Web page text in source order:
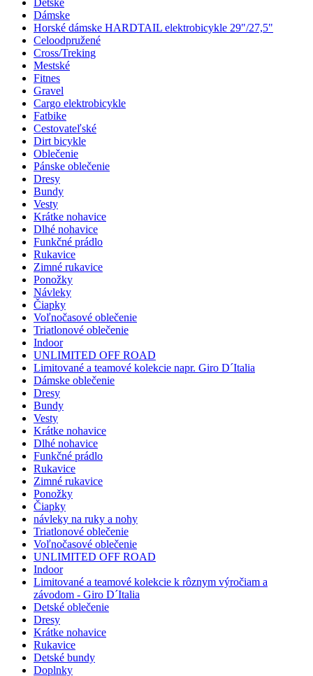
Detské
Dámske
Horské dámske HARDTAIL elektrobicykle 29"/27,5"
Celoodpružené
Cross/Treking
Mestské
Fitnes
Gravel
Cargo elektrobicykle
Fatbike
Cestovateľské
Dirt bicykle
Oblečenie
Pánske oblečenie
Dresy
Bundy
Vesty
Krátke nohavice
Dlhé nohavice
Funkčné prádlo
Rukavice
Zimné rukavice
Ponožky
Návleky
Čiapky
Voľnočasové oblečenie
Triatlonové oblečenie
Indoor
UNLIMITED OFF ROAD
Limitované a teamové kolekcie napr. Giro D´Italia
Dámske oblečenie
Dresy
Bundy
Vesty
Krátke nohavice
Dlhé nohavice
Funkčné prádlo
Rukavice
Zimné rukavice
Ponožky
Čiapky
návleky na ruky a nohy
Triatlonové oblečenie
Voľnočasové oblečenie
UNLIMITED OFF ROAD
Indoor
Limitované a teamové kolekcie k rôznym výročiam a
závodom - Giro D´Italia
Detské oblečenie
Dresy
Krátke nohavice
Rukavice
Detské bundy
Doplnky